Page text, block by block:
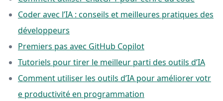
Coder avec l’IA : conseils et meilleures pratiques des
développeurs
Premiers pas avec GitHub Copilot
Tutoriels pour tirer le meilleur parti des outils d’IA
Comment utiliser les outils d’IA pour améliorer votr
e productivité en programmation